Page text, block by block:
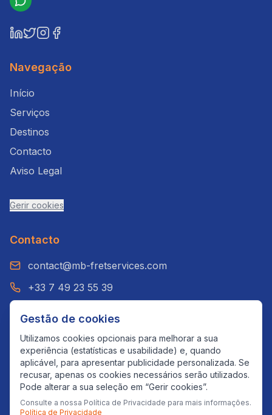
Navegação
Início
Serviços
Destinos
Contacto
Aviso Legal
Gerir cookies
Contacto
contact@mb-fretservices.com
+33 7 49 23 55 39
©2026 MB Fret Services.Todos os direitos
reservados.
Gestão de cookies
Utilizamos cookies opcionais para melhorar a sua
experiência (estatísticas e usabilidade) e, quando
aplicável, para apresentar publicidade personalizada. Se
recusar, apenas os cookies necessários serão utilizados.
Pode alterar a sua seleção em “Gerir cookies”.
Consulte a nossa Política de Privacidade para mais informações.
Política de Privacidade